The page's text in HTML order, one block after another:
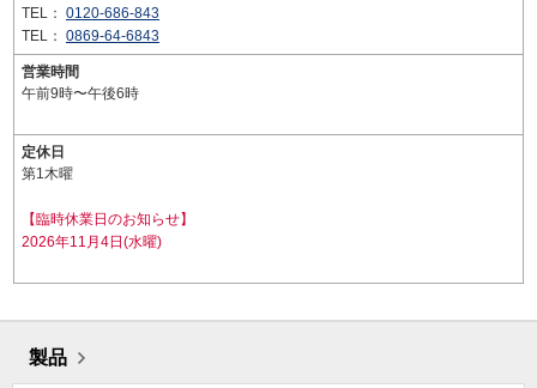
TEL： 0120-686-843
TEL： 0869-64-6843
営業時間
午前9時〜午後6時
定休日
第1木曜
【臨時休業日のお知らせ】
2026年11月4日(水曜)
製品